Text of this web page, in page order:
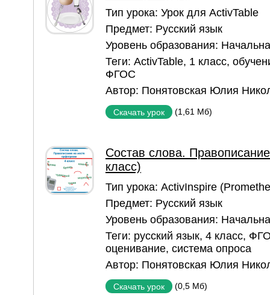
Тип урока: Урок для ActivTable
Предмет: Русский язык
Уровень образования:
Теги: ActivTable, 1 класс,
ФГОС
Автор: Понятовская Юлия
Скачать урок (1,61 Мб)
Состав слова.
класс)
Тип урока: ActivInspire
Предмет: Русский язык
Уровень образования:
Теги: русский язык, 4 класс,
оценивание, система опроса
Автор: Понятовская Юлия
Скачать урок (0,5 Мб)